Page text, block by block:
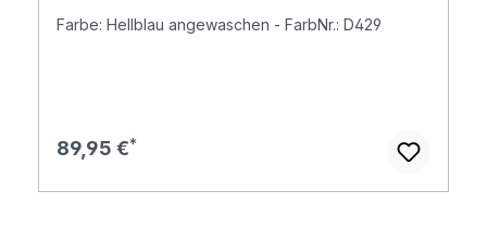
Farbe: Hellblau angewaschen - FarbNr.: D429
Regulärer Preis:
89,95 €